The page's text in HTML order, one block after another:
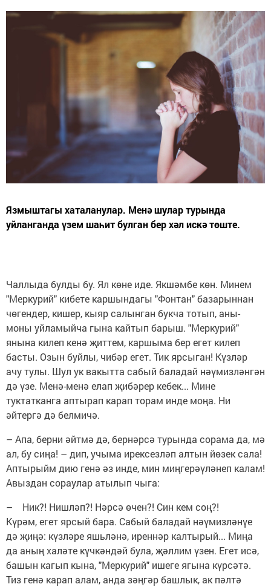
Язмыштагы хаталанулар. Менә шулар турында
уйланганда үзем шаһит булган бер хәл искә төште.
Чаллыда булды бу. Ял көне иде. Якшәмбе көн. Минем
"Меркурий" кибете каршындагы "Фонтан" базарыннан
чөгендер, кишер, кыяр салынган букча тотып, аны-
моны уйламыйча гына кайтып барыш. "Меркурий"
янына килеп кенә җиттем, каршыма бер егет килеп
басты. Озын буйлы, чибәр егет. Тик ярсыган! Күзләр
ачу тулы. Шул ук вакытта сабый баладай нәүмизләнгән
дә үзе. Менә-менә елап җибәрер кебек... Мине
туктатканга аптырап карап торам инде моңа. Ни
әйтергә дә белмичә.
– Апа, берни әйтмә дә, бернәрсә турында сорама да, мә
ал, бу сиңа! – дип, учыма ирексезләп алтын йөзек сала!
Аптырыйм дию генә әз инде, мин миңгерәүләнеп калам!
Авыздан сораулар атылып чыга:
– Ник?! Нишләп?! Нәрсә өчен?! Син кем соң?!
Күрәм, егет ярсый бара. Сабый баладай нәүмизләнүе
дә җиңә: күзләре яшьләнә, иреннәр калтырый... Миңа
да аның халәте күчкәндәй була, җәллим үзен. Егет исә,
башын кагып кына, "Меркурий" ишеге ягына күрсәтә.
Тиз генә карап алам, анда зәңгәр башлык, ак пәлтә